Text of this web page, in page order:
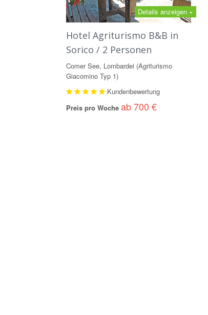
Details anzeigen +
Hotel Agriturismo B&B in
Sorico / 2 Personen
Comer See, Lombardei (Agriturismo
Giacomino Typ 1)
Kundenbewertung
Preis pro Woche ab 700 €